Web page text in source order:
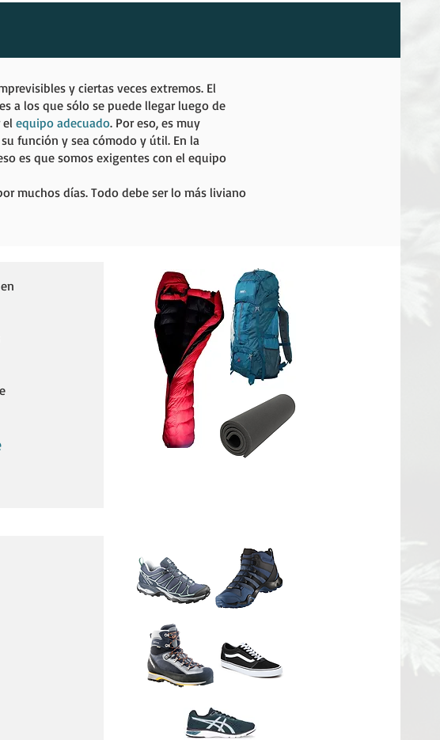
y ciertas veces extremos. El
a los que sólo se puede llegar luego de
equipo adecuado. Por eso, es muy
función y sea cómodo y útil. En la
es que somos exigentes con el equipo
muchos días. Todo debe ser lo más liviano